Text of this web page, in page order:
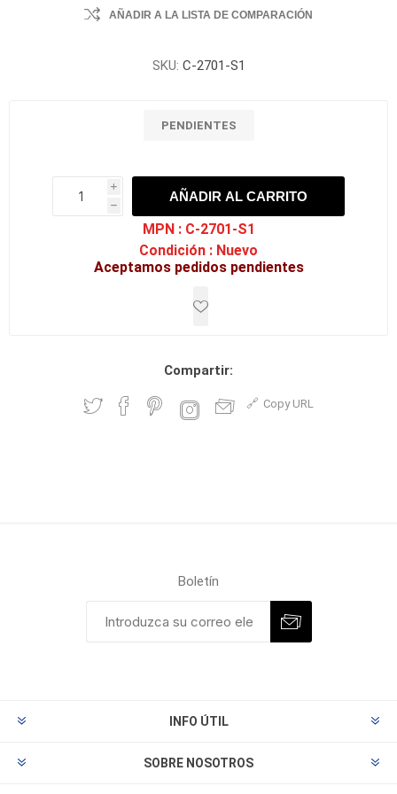
AÑADIR A LA LISTA DE COMPARACIÓN
SKU: C-2701-S1
PENDIENTES
i
h
h
AÑADIR AL CARRITO
MPN : C-2701-S1
Condición : Nuevo
Aceptamos pedidos pendientes
Compartir:
Copy URL
Boletín
INFO ÚTIL
SOBRE NOSOTROS